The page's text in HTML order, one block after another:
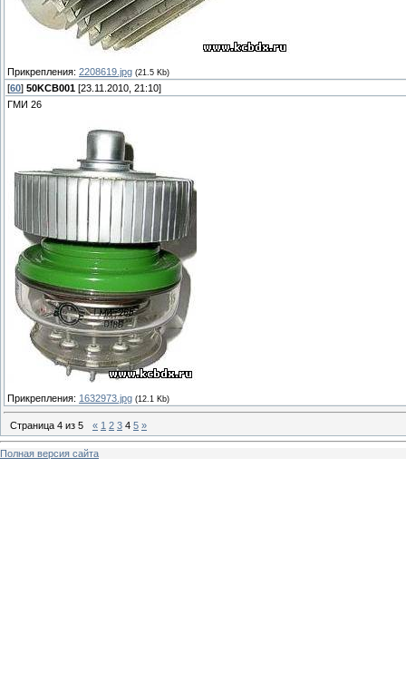
Прикрепления: 2208619.jpg (21.5 Kb)
[60] 50KCB001 [23.11.2010, 21:10]
ГМИ 26
Прикрепления: 1632973.jpg (12.1 Kb)
Страница 4 из 5 « 1 2 3 4 5 »
Полная версия сайта